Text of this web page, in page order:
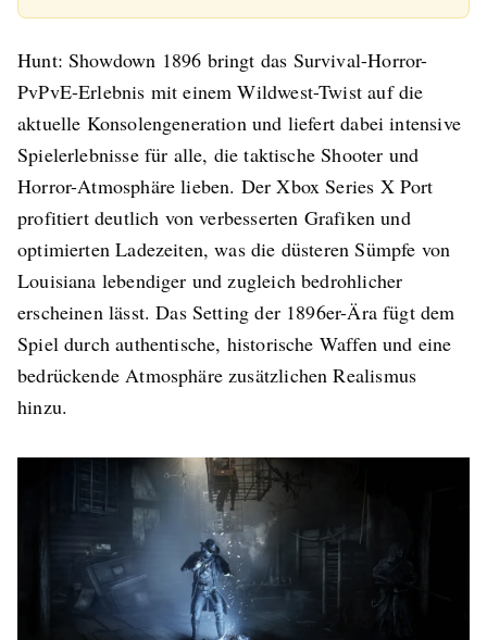
Hunt: Showdown 1896 bringt das Survival-Horror-
PvPvE-Erlebnis mit einem Wildwest-Twist auf die
aktuelle Konsolengeneration und liefert dabei intensive
Spielerlebnisse für alle, die taktische Shooter und
Horror-Atmosphäre lieben. Der Xbox Series X Port
profitiert deutlich von verbesserten Grafiken und
optimierten Ladezeiten, was die düsteren Sümpfe von
Louisiana lebendiger und zugleich bedrohlicher
erscheinen lässt. Das Setting der 1896er-Ära fügt dem
Spiel durch authentische, historische Waffen und eine
bedrückende Atmosphäre zusätzlichen Realismus
hinzu.